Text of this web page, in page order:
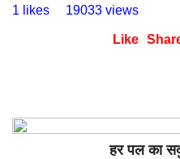
1 likes 19033 views
Like
हर पल का